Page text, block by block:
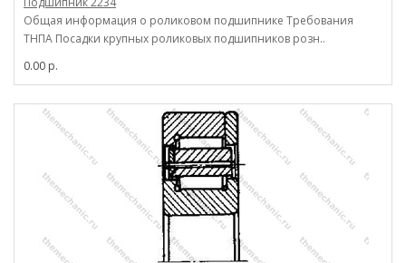
Общая информация о роликовом подшипнике Требования
ТНПА Посадки крупных роликовых подшипников розн..
0.00 р.